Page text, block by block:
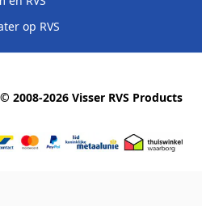
op RVS
© 2008-2026 Visser RVS Products